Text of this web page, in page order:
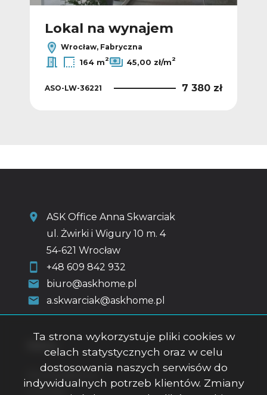
Lokal na wynajem
Wrocław, Fabryczna
164 m2 45,00 zł/m2
ASO-LW-36221 7 380 zł
ASK Office Anna Skwarciak
ul. Żwirki i Wigury 10 m. 4
54-621 Wrocław
+48 609 842 932
biuro@askhome.pl
a.skwarciak@askhome.pl
Strona główna
O firmie
Ta strona wykorzystuje pliki cookies w
celach statystycznych oraz w celu
dostosowania naszych serwisów do
indywidualnych potrzeb klientów. Zmiany